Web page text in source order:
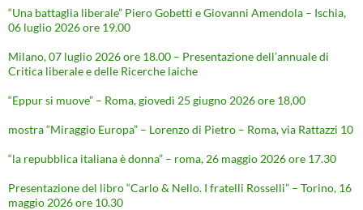
“Una battaglia liberale” Piero Gobetti e Giovanni Amendola – Ischia,
06 luglio 2026 ore 19.00
Milano, 07 luglio 2026 ore 18.00 – Presentazione dell’annuale di
Critica liberale e delle Ricerche laiche
“Eppur si muove” – Roma, giovedì 25 giugno 2026 ore 18,00
mostra “Miraggio Europa” – Lorenzo di Pietro – Roma, via Rattazzi 10
“la repubblica italiana è donna” – roma, 26 maggio 2026 ore 17.30
Presentazione del libro “Carlo & Nello. I fratelli Rosselli” – Torino, 16
maggio 2026 ore 10.30